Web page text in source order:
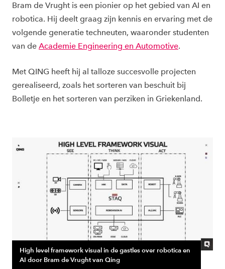
Bram de Vrught is een pionier op het gebied van AI en
robotica. Hij deelt graag zijn kennis en ervaring met de
volgende generatie techneuten, waaronder studenten
van de Academie Engineering en Automotive.
Met QING heeft hij al talloze succesvolle projecten
gerealiseerd, zoals het sorteren van beschuit bij
Bolletje en het sorteren van perziken in Griekenland.
High level framework visual in de gastles over robotica en
AI door Bram de Vrught van Qing